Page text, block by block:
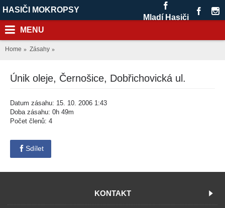
HASIČI MOKROPSY
Mladí Hasiči
MENU
Home Zásahy
Únik oleje, Černošice, Dobřichovická ul.
Datum zásahu: 15. 10. 2006 1:43
Doba zásahu: 0h 49m
Počet členů: 4
Sdílet
KONTAKT